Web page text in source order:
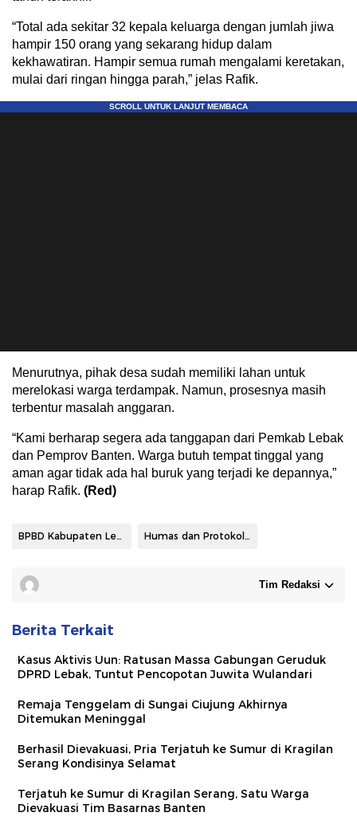
“Total ada sekitar 32 kepala keluarga dengan jumlah jiwa
hampir 150 orang yang sekarang hidup dalam
kekhawatiran. Hampir semua rumah mengalami keretakan,
mulai dari ringan hingga parah,” jelas Rafik.
Menurutnya, pihak desa sudah memiliki lahan untuk
merelokasi warga terdampak. Namun, prosesnya masih
terbentur masalah anggaran.
“Kami berharap segera ada tanggapan dari Pemkab Lebak
dan Pemprov Banten. Warga butuh tempat tinggal yang
aman agar tidak ada hal buruk yang terjadi ke depannya,”
harap Rafik. (Red)
BPBD Kabupaten Lebak Humas dan Protokoler Pemkab Lebak
Tim Redaksi
Berita Terkait
Kasus Aktivis Uun: Ratusan Massa Gabungan Geruduk
DPRD Lebak, Tuntut Pencopotan Juwita Wulandari
Remaja Tenggelam di Sungai Ciujung Akhirnya
Ditemukan Meninggal
Berhasil Dievakuasi, Pria Terjatuh ke Sumur di Kragilan
Serang Kondisinya Selamat
Terjatuh ke Sumur di Kragilan Serang, Satu Warga
Dievakuasi Tim Basarnas Banten